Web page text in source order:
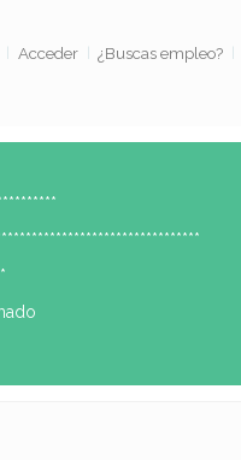
Acceder ¿Buscas empleo?